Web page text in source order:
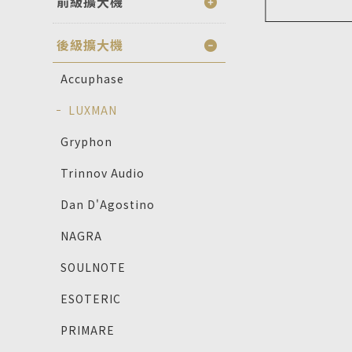
後級擴大機
Accuphase
LUXMAN
Gryphon
Trinnov Audio
Dan D'Agostino
NAGRA
SOULNOTE
ESOTERIC
PRIMARE